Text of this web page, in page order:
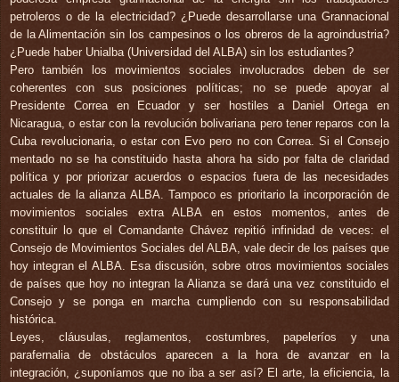
petroleros o de la electricidad? ¿Puede desarrollarse una Grannacional
de la Alimentación sin los campesinos o los obreros de la agroindustria?
¿Puede haber Unialba (Universidad del ALBA) sin los estudiantes?
Pero también los movimientos sociales involucrados deben de ser
coherentes con sus posiciones políticas; no se puede apoyar al
Presidente Correa en Ecuador y ser hostiles a Daniel Ortega en
Nicaragua, o estar con la revolución bolivariana pero tener reparos con la
Cuba revolucionaria, o estar con Evo pero no con Correa. Si el Consejo
mentado no se ha constituido hasta ahora ha sido por falta de claridad
política y por priorizar acuerdos o espacios fuera de las necesidades
actuales de la alianza ALBA. Tampoco es prioritario la incorporación de
movimientos sociales extra ALBA en estos momentos, antes de
constituir lo que el Comandante Chávez repitió infinidad de veces: el
Consejo de Movimientos Sociales del ALBA, vale decir de los países que
hoy integran el ALBA. Esa discusión, sobre otros movimientos sociales
de países que hoy no integran la Alianza se dará una vez constituido el
Consejo y se ponga en marcha cumpliendo con su responsabilidad
histórica.
Leyes, cláusulas, reglamentos, costumbres, papeleríos y una
parafernalia de obstáculos aparecen a la hora de avanzar en la
integración, ¿suponíamos que no iba a ser así? El arte, la eficiencia, la